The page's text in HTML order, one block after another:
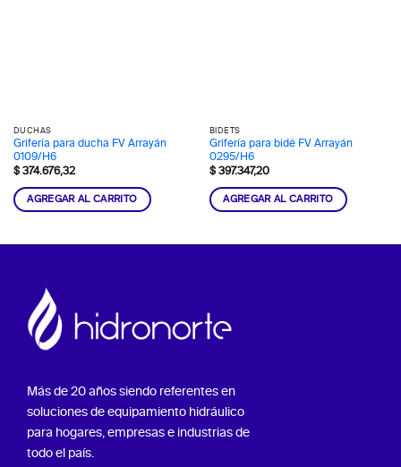
DUCHAS
Grifería para ducha FV Arrayán
0109/H6
$374.676,32
AGREGAR AL CARRITO
BIDETS
Grifería para bidé FV Arrayán
0295/H6
$397.347,20
AGREGAR AL CARRITO
Más de 20 años siendo referentes en
soluciones de equipamiento hidráulico
para hogares, empresas e industrias de
todo el país.